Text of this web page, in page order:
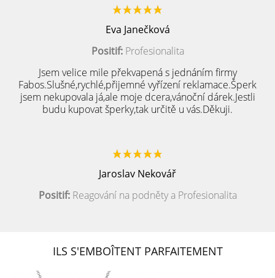
Eva Janečková
Positif:Profesionalita
Jsem velice mile překvapená s jednáním firmy
Fabos.Slušné,rychlé,přijemné vyřízení reklamace.Šperk
jsem nekupovala já,ale moje dcera,vánoční dárek.Jestli
budu kupovat šperky,tak určitě u vás.Děkuji.
Jaroslav Nekovář
Positif:Reagování na podněty a Profesionalita
ILS S'EMBOÎTENT PARFAITEMENT